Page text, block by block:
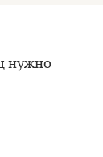
нужно